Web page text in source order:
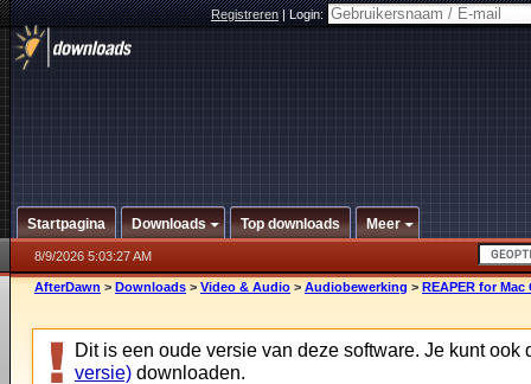
Registreren|Login:
Startpagina Downloads Top downloads Meer
8/9/2026 5:03:27 AM
AfterDawn > Downloads > Video & Audio > Audiobewerking > REAPER for Mac
Dit is een oude versie van deze software. Je kunt ook
versie) downloaden.